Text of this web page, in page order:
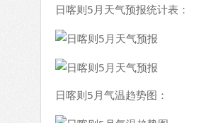
日喀则5月天气预报统计表：
日喀则5月气温趋势图：